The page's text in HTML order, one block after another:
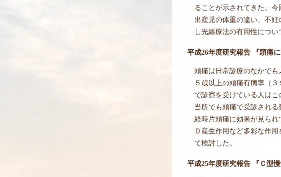
ることが示されてきた。
出産児の体重の違い、不
し光線療法の有用性につい
平成26年度研究報告 『頭痛
頭痛は日常診療のなかで
５歳以上の頭痛有病率（
で診察を受けている人は
当所でも頭痛で受診され
経時片頭痛に効果が見ら
Ｄ産生作用など多彩な作
て検討した。
平成25年度研究報告 『Ｃ型